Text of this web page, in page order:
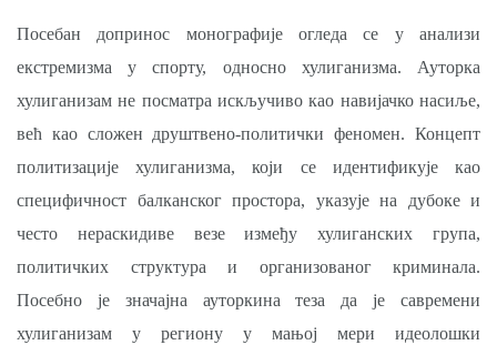
Посебан допринос монографије огледа се у анализи
екстремизма у спорту, односно хулиганизма. Ауторка
хулиганизам не посматра искључиво као навијачко насиље,
већ као сложен друштвено-политички феномен. Концепт
политизације хулиганизма, који се идентификује као
специфичност балканског простора, указује на дубоке и
често нераскидиве везе између хулиганских група,
политичких структура и организованог криминала.
Посебно је значајна ауторкина теза да је савремени
хулиганизам у региону у мањој мери идеолошки